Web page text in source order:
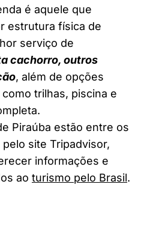
é aquele que
estrutura física de
serviço de
cachorro, outros
, além de opções
trilhas, piscina e
Piraúba estão entre os
site Tripadvisor,
informações e
ao turismo pelo Brasil.